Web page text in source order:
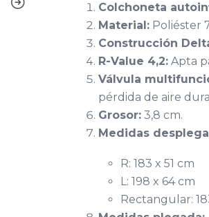
Colchoneta
Material: Poliéster
Construcción
R-Value 4,2: Apta
Válvula
pérdida de aire
Grosor: 3,8 cm.
Medidas
R: 183 x 51 cm
L: 198 x 64 cm
Rectangular: